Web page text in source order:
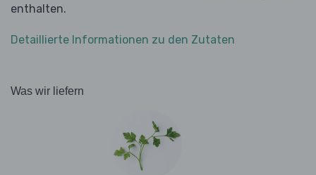
enthalten.
Detaillierte Informationen zu den Zutaten
Was wir liefern